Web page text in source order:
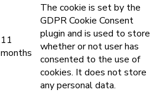
11
months
The cookie is set by the
GDPR Cookie Consent
plugin and is used to store
whether or not user has
consented to the use of
cookies. It does not store
any personal data.